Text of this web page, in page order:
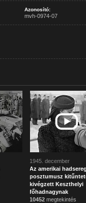
Azonosító:
mvh-0974-07
1945. december
Az amerikai
posztumusz
kivégzett Keszthelyi
főhadnagynak
10452 megtekintés